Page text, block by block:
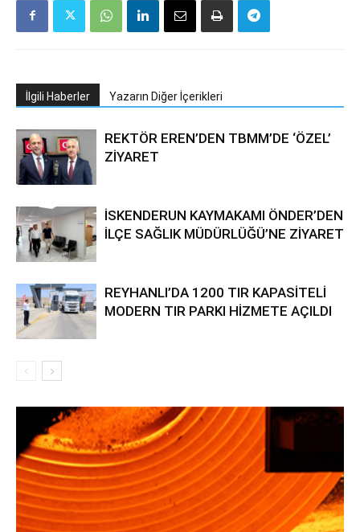
İlgili Haberler Yazarın Diğer İçerikleri
REKTÖR EREN’DEN TBMM’DE ‘ÖZEL’
ZİYARET
İSKENDERUN KAYMAKAMI ÖNDER’DEN
İLÇE SAĞLIK MÜDÜRLÜĞÜ’NE ZİYARET
REYHANLI’DA 1200 TIR KAPASİTELİ
MODERN TIR PARKI HİZMETE AÇILDI